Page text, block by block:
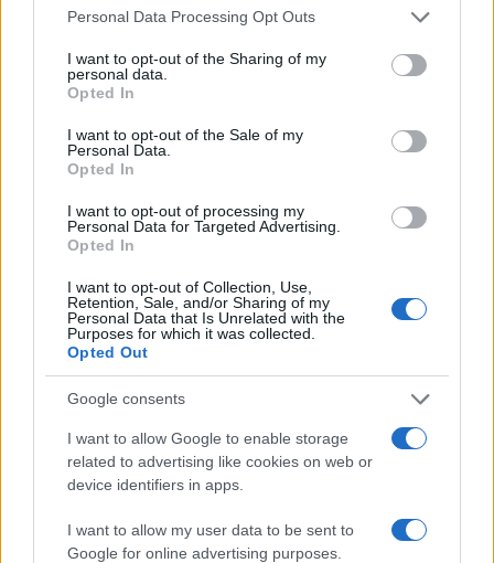
Please note that this website/app uses one or more Google
not limited to your visit or usage behaviour. You may click to
grant or deny consent to Google and its third-party tags to
use your data for below specified purposes in below Google
consent section.
Personal Data Processing Opt Outs
I want to opt-out of the Sharing of my
personal data.
Opted In
I want to opt-out of the Sale of my
Personal Data.
Opted In
I want to opt-out of processing my
Personal Data for Targeted Advertising.
Opted In
I want to opt-out of Collection, Use,
Retention, Sale, and/or Sharing of my
Personal Data that Is Unrelated with the
Purposes for which it was collected.
Opted Out
Google consents
I want to allow Google to enable storage
related to advertising like cookies on web or
device identifiers in apps.
I want to allow my user data to be sent to
Google for online advertising purposes.
Chi si muove spesso cerca soluzioni semplici: cresce
Redazione Sport Magazine · 6 Ago 2026
PIÙ LETTI
Il film su Gilles Villeneuve arriva nelle sale: tutto
quello che c’è da sapere
Audi Nuvolari: prestazioni, design e prezzo della
nuova supercar ibrida
Fondi garantiti per i Gran Premi di Formula 1: 5,25
F1 2026: Sainz valuta il futuro con Williams dopo una
stagione deludente
Chi si muove spesso cerca soluzioni semplici: cresce
l’attenzione verso il noleggio auto